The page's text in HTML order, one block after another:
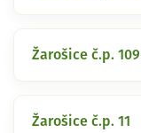
Žarošice č.p. 109
Žarošice č.p. 11